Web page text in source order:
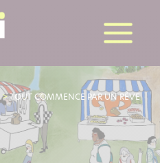
>TOUT COMMENCE PAR UN RÊVE